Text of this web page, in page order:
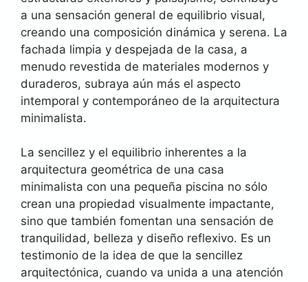
a una sensación general de equilibrio visual,
creando una composición dinámica y serena. La
fachada limpia y despejada de la casa, a
menudo revestida de materiales modernos y
duraderos, subraya aún más el aspecto
intemporal y contemporáneo de la arquitectura
minimalista.
La sencillez y el equilibrio inherentes a la
arquitectura geométrica de una casa
minimalista con una pequeña piscina no sólo
crean una propiedad visualmente impactante,
sino que también fomentan una sensación de
tranquilidad, belleza y diseño reflexivo. Es un
testimonio de la idea de que la sencillez
arquitectónica, cuando va unida a una atención